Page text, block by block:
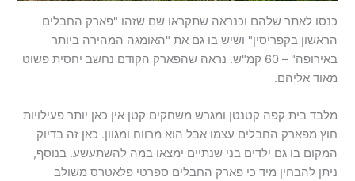
כנסו לאתר שלהם וכנראה שתקראו שם שזהו "פארק החבלים
הראשון בקפריסין" ושיש בו גם את "האומגה המהירה ביותר
באירופה" – 60 קמ"ש. נראה שהפארק הקודם נחשב יחסית פשוט
מאוד אליהם.
מלבד בית קפה קטנטן ומגרש משחקים קטן אין כאן יותר פעילויות
חוץ מפארק החבלים עצמו אבל הוא מרווח ומגוון. כאן זה בדיוק
המקום בו גם ילדים בני שנתיים ימצאו במה להשתעשע. בנוסף,
ניתן להבחין מיד כי פארק החבלים ספרטי פלאטרס משולב